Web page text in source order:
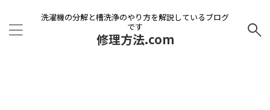
洗濯機の分解と槽洗浄のやり方を解説しているブログ
です
修理方法.com